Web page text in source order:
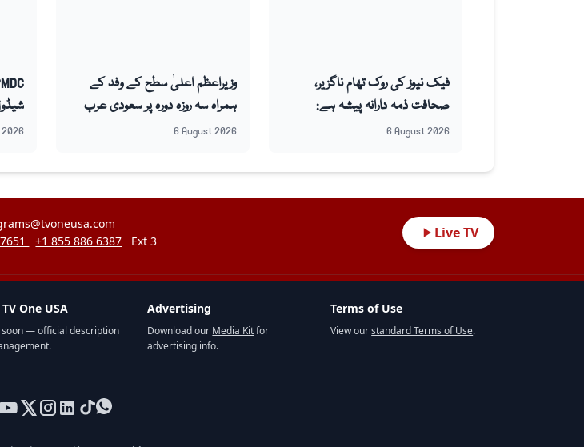
فیک نیوز کی روک تھام ناگزیر،
صحافت ذمہ دارانہ پیشہ ہے:
عظمیٰ بخاری
6 August 2026
وزیراعظم اعلیٰ سطح کے وفد کے
ہمراہ سہ روزہ دورہ پر سعودی عرب
روانہ
6 August 2026
اب 20 ستمبر کو ہو گا
+1 855 886 6387 Ext 3 Live TV
One USA
soon — official description
Advertising
Download our Media Kitfor
advertising info.
Terms of Use
View ourstandard Terms of Use.